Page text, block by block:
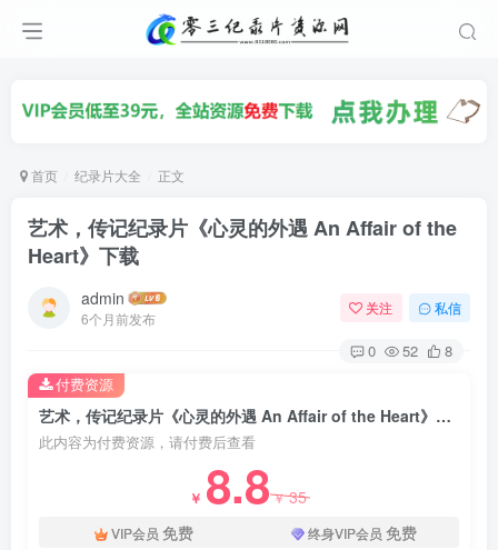
首页 纪录片大全 正文
艺术，传记纪录片《心灵的外遇 An Affair of the
Heart》下载
admin
6个月前发布
关注 私信
0 52 8
艺术，传记纪录片《心灵的外遇 An Affair of the Heart》下载
此内容为付费资源，请付费后查看
￥ 8.8￥35
VIP会员 免费 终身VIP会员 免费
付费资源